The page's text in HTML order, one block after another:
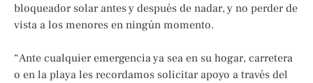
bloqueador solar antes y después de nadar, y no perder de
vista a los menores en ningún momento.
“Ante cualquier emergencia ya sea en su hogar, carretera
o en la playa les recordamos solicitar apoyo a través del